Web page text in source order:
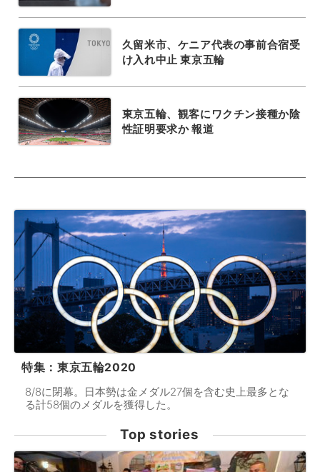
久留米市、ケニア代表の事前合宿受
け入れ中止 東京五輪
東京五輪、観客にワクチン接種か陰
性証明要求か 報道
特集：東京五輪2020
8/8に閉幕。日本勢は金メダル27個を含む史上最多とな
る計58個のメダルを獲得した。
Top stories